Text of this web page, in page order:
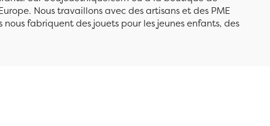
Nous travaillons avec des artisans et des PME
fabriquent des jouets pour les jeunes enfants, des